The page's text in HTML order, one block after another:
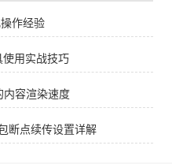
作经验
使用实战技巧
内容渲染速度
断点续传设置详解